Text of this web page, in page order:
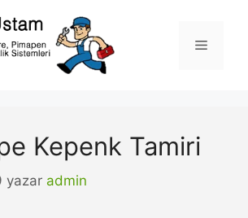
Menü
Kepenk Tamiri
yazar admin